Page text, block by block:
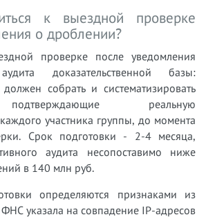
к выездной проверке
о дроблении?
проверке после уведомления
доказательственной базы:
собрать и систематизировать
реальную
каждого участника группы, до момента
Срок подготовки - 2-4 месяца,
аудита несопоставимо ниже
в 140 млн руб.
определяются признаками из
указала на совпадение IP-адресов